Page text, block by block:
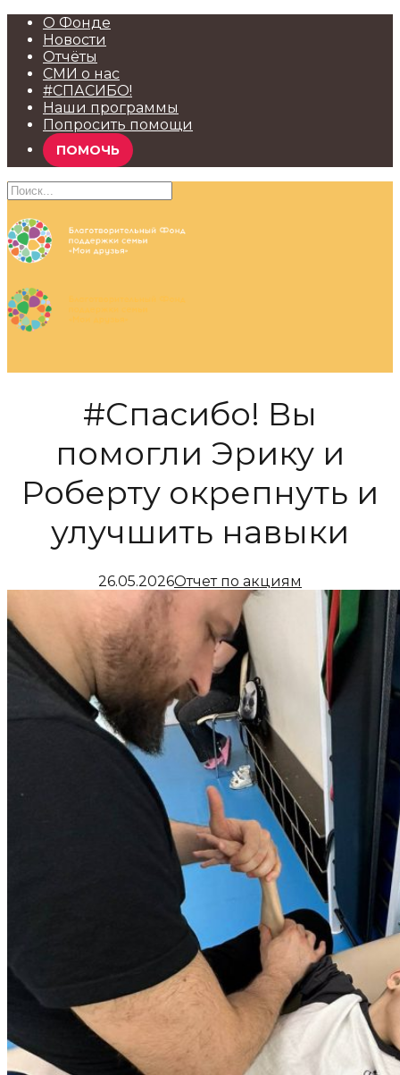
О Фонде
Новости
Отчёты
СМИ о нас
#СПАСИБО!
Наши программы
Попросить помощи
ПОМОЧЬ
#Спасибо! Вы
помогли Эрику и
Роберту окрепнуть и
улучшить навыки
26.05.2026Отчет по акциям